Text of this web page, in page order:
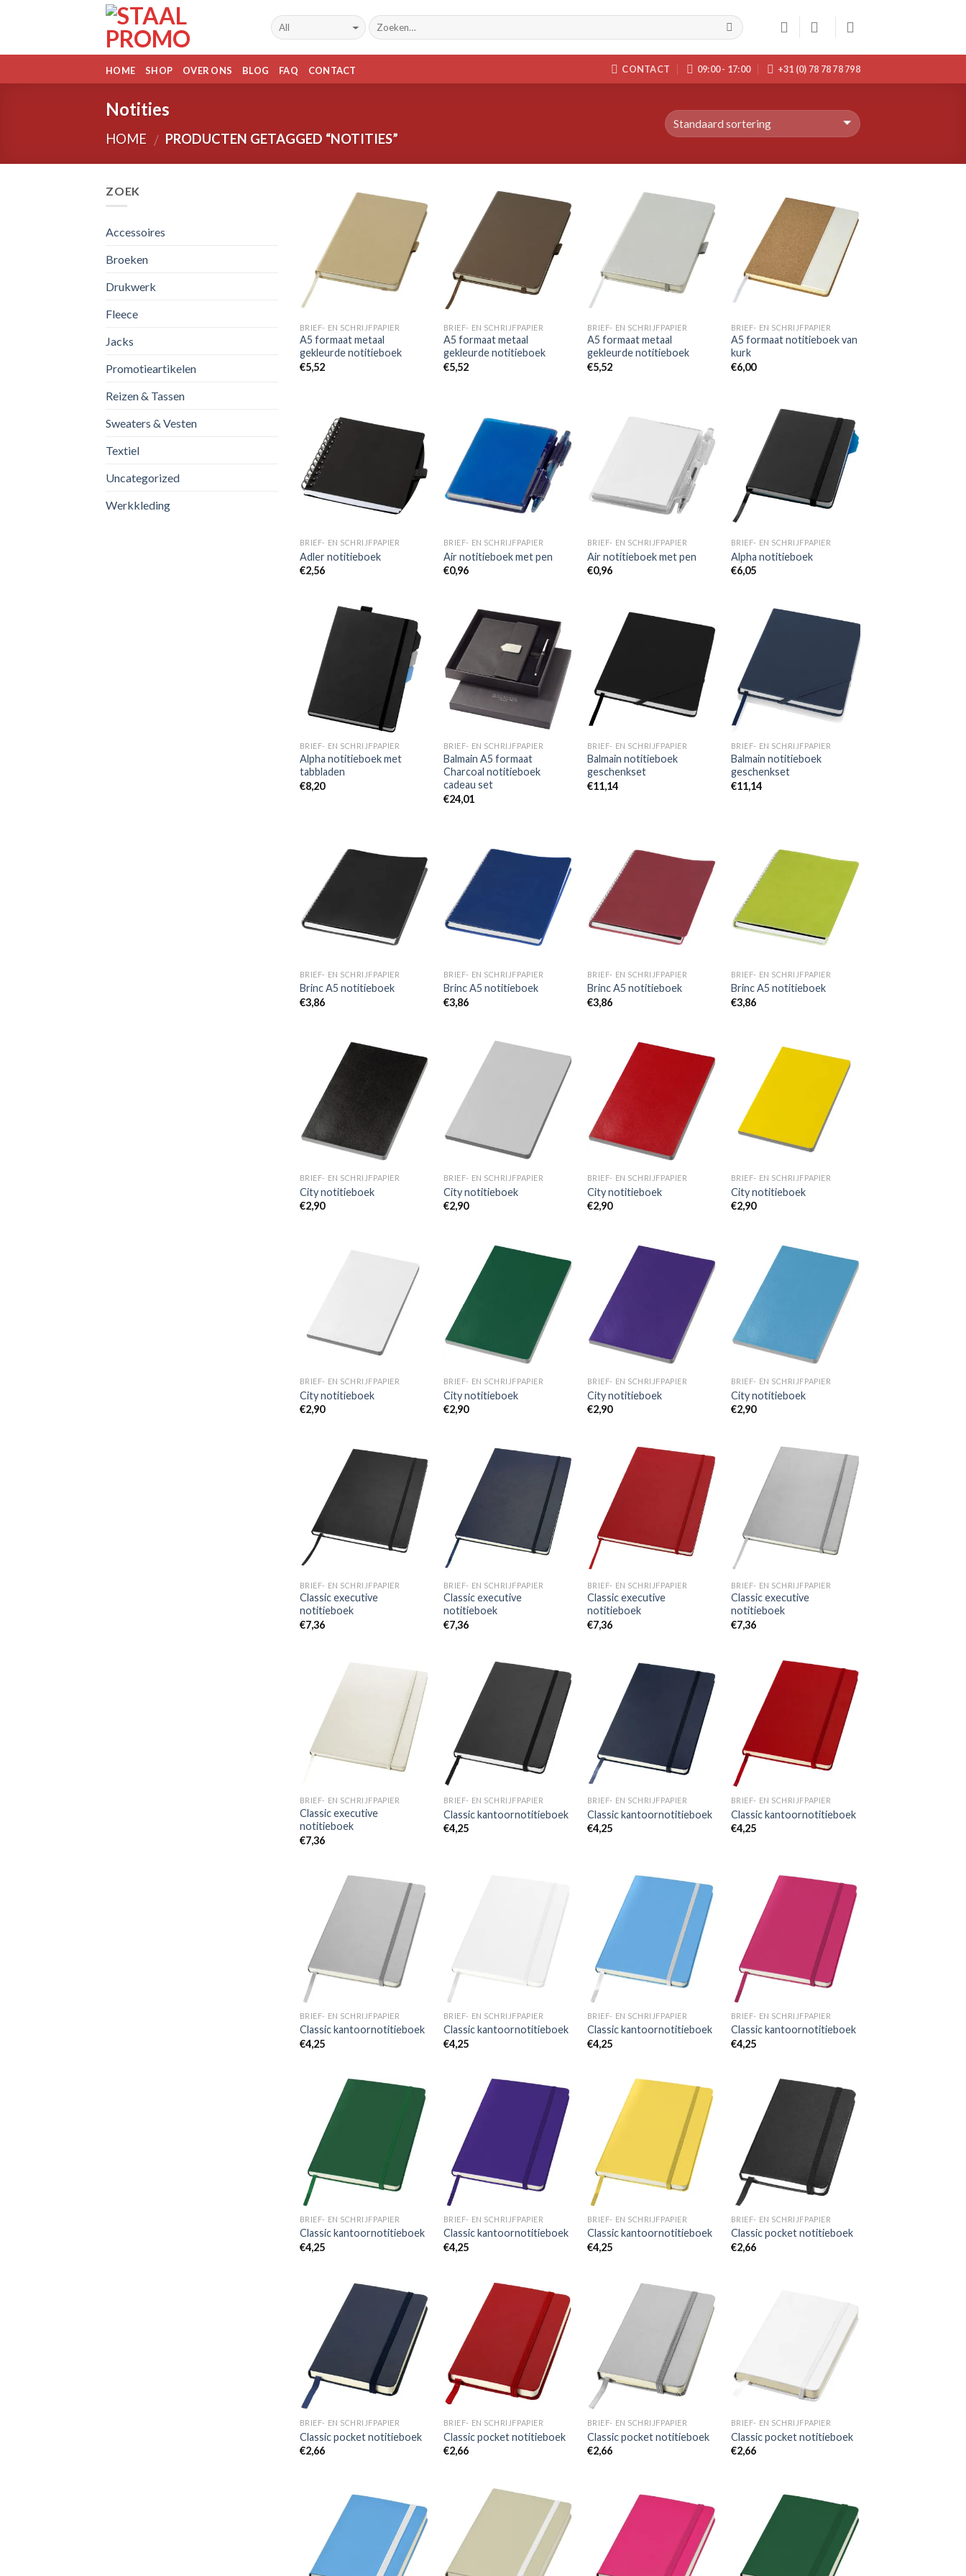
HOME SHOP OVER ONS BLOG FAQ CONTACT CONTACT 09:00 - 17:00 +31 (0) 78 78 78 798
Notities
HOME / PRODUCTEN GETAGGED “NOTITIES”
ZOEK
Accessoires
Broeken
Drukwerk
Fleece
Jacks
Promotieartikelen
Reizen & Tassen
Sweaters & Vesten
Textiel
Uncategorized
Werkkleding
wenslijst
BRIEF- EN SCHRIJFPAPIER
A5 formaat metaal
gekleurde notitieboek
€5,52
wenslijst
BRIEF- EN SCHRIJFPAPIER
A5 formaat metaal
gekleurde notitieboek
€5,52
wenslijst
BRIEF- EN SCHRIJFPAPIER
A5 formaat metaal
gekleurde notitieboek
€5,52
Toevoegen
aan
wenslijst
BRIEF- EN SCHRIJFPAPIER
A5 formaat notitieboek van
kurk
€6,00
BRIEF- EN SCHRIJFPAPIER
Adler notitieboek
€2,56
Toevoegen
aan
wenslijst
BRIEF- EN SCHRIJFPAPIER
Air notitieboek met pen
€0,96
Toevoegen
aan
wenslijst
BRIEF- EN SCHRIJFPAPIER
Air notitieboek met pen
€0,96
Toevoegen
aan
wenslijst
BRIEF- EN SCHRIJFPAPIER
Alpha notitieboek
€6,05
Toevoegen
aan
wenslijst
BRIEF- EN SCHRIJFPAPIER
Alpha notitieboek met
tabbladen
€8,20
Toevoegen
aan
wenslijst
BRIEF- EN SCHRIJFPAPIER
Balmain A5 formaat
Charcoal notitieboek
cadeau set
€24,01
BRIEF- EN SCHRIJFPAPIER
Balmain notitieboek
geschenkset
€11,14
BRIEF- EN SCHRIJFPAPIER
Balmain notitieboek
geschenkset
€11,14
BRIEF- EN SCHRIJFPAPIER
Brinc A5 notitieboek
€3,86
BRIEF- EN SCHRIJFPAPIER
Brinc A5 notitieboek
€3,86
BRIEF- EN SCHRIJFPAPIER
Brinc A5 notitieboek
€3,86
BRIEF- EN SCHRIJFPAPIER
Brinc A5 notitieboek
€3,86
wenslijst
BRIEF- EN SCHRIJFPAPIER
City notitieboek
€2,90
wenslijst
BRIEF- EN SCHRIJFPAPIER
City notitieboek
€2,90
wenslijst
BRIEF- EN SCHRIJFPAPIER
City notitieboek
€2,90
Toevoegen
wenslijst
BRIEF- EN SCHRIJFPAPIER
City notitieboek
€2,90
Toevoegen
wenslijst
BRIEF- EN SCHRIJFPAPIER
City notitieboek
€2,90
wenslijst
BRIEF- EN SCHRIJFPAPIER
City notitieboek
€2,90
wenslijst
BRIEF- EN SCHRIJFPAPIER
City notitieboek
€2,90
wenslijst
BRIEF- EN SCHRIJFPAPIER
City notitieboek
€2,90
Toevoegen
aan
wenslijst
BRIEF- EN SCHRIJFPAPIER
Classic executive
notitieboek
€7,36
Toevoegen
aan
wenslijst
BRIEF- EN SCHRIJFPAPIER
Classic executive
notitieboek
€7,36
Toevoegen
aan
wenslijst
BRIEF- EN SCHRIJFPAPIER
Classic executive
notitieboek
€7,36
Toevoegen
aan
wenslijst
BRIEF- EN SCHRIJFPAPIER
Classic executive
notitieboek
€7,36
Toevoegen
wenslijst
BRIEF- EN SCHRIJFPAPIER
Classic executive
notitieboek
€7,36
Toevoegen
aan
wenslijst
BRIEF- EN SCHRIJFPAPIER
Classic kantoornotitieboek
€4,25
Toevoegen
aan
wenslijst
BRIEF- EN SCHRIJFPAPIER
Classic kantoornotitieboek
€4,25
Toevoegen
aan
wenslijst
BRIEF- EN SCHRIJFPAPIER
Classic kantoornotitieboek
€4,25
Toevoegen
aan
wenslijst
BRIEF- EN SCHRIJFPAPIER
Classic kantoornotitieboek
€4,25
BRIEF- EN SCHRIJFPAPIER
Classic kantoornotitieboek
€4,25
Toevoegen
aan
wenslijst
BRIEF- EN SCHRIJFPAPIER
Classic kantoornotitieboek
€4,25
Toevoegen
aan
wenslijst
BRIEF- EN SCHRIJFPAPIER
Classic kantoornotitieboek
€4,25
wenslijst
BRIEF- EN SCHRIJFPAPIER
Classic kantoornotitieboek
€4,25
Toevoegen
aan
wenslijst
BRIEF- EN SCHRIJFPAPIER
Classic kantoornotitieboek
€4,25
Toevoegen
aan
wenslijst
BRIEF- EN SCHRIJFPAPIER
Classic kantoornotitieboek
€4,25
Toevoegen
aan
wenslijst
BRIEF- EN SCHRIJFPAPIER
Classic pocket notitieboek
€2,66
Toevoegen
aan
wenslijst
BRIEF- EN SCHRIJFPAPIER
Classic pocket notitieboek
€2,66
Toevoegen
aan
wenslijst
BRIEF- EN SCHRIJFPAPIER
Classic pocket notitieboek
€2,66
Toevoegen
aan
wenslijst
BRIEF- EN SCHRIJFPAPIER
Classic pocket notitieboek
€2,66
wenslijst
BRIEF- EN SCHRIJFPAPIER
Classic pocket notitieboek
€2,66
Toevoegen
aan
wenslijst
Toevoegen
aan
wenslijst
Toevoegen
aan
wenslijst
wenslijst